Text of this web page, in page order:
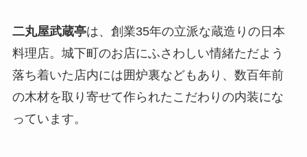
二丸屋武蔵亭は、創業35年の立派な蔵造りの日本
料理店。城下町のお店にふさわしい情緒ただよう
落ち着いた店内には囲炉裏などもあり、数百年前
の木材を取り寄せて作られたこだわりの内装にな
っています。